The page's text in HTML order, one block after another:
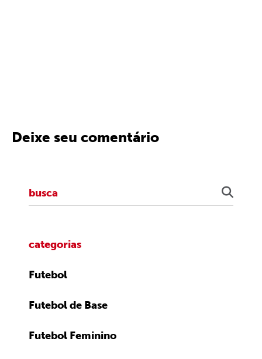
Deixe seu comentário
categorias
Futebol
Futebol de Base
Futebol Feminino